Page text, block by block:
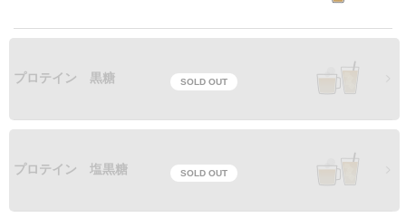
SOLD OUT
プロテイン 黒糖
SOLD OUT
プロテイン 塩黒糖